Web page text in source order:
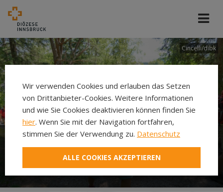
Cincelli/dibk
Neuer Pilgerweg Via
Laudato si’
Wir verwenden Cookies und erlauben das Setzen
von Drittanbieter-Cookies. Weitere Informationen
und wie Sie Cookies deaktivieren können finden Sie
hier. Wenn Sie mit der Navigation fortfahren,
stimmen Sie der Verwendung zu. Datenschutz
ALLE COOKIES AKZEPTIEREN